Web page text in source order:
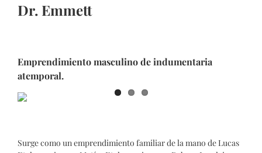
Dr. Emmett
Emprendimiento masculino de indumentaria
atemporal.
Surge como un emprendimiento familiar de la mano de Lucas